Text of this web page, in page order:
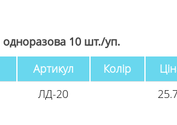
10 шт./уп.
Артикул Колір
ЛД-20